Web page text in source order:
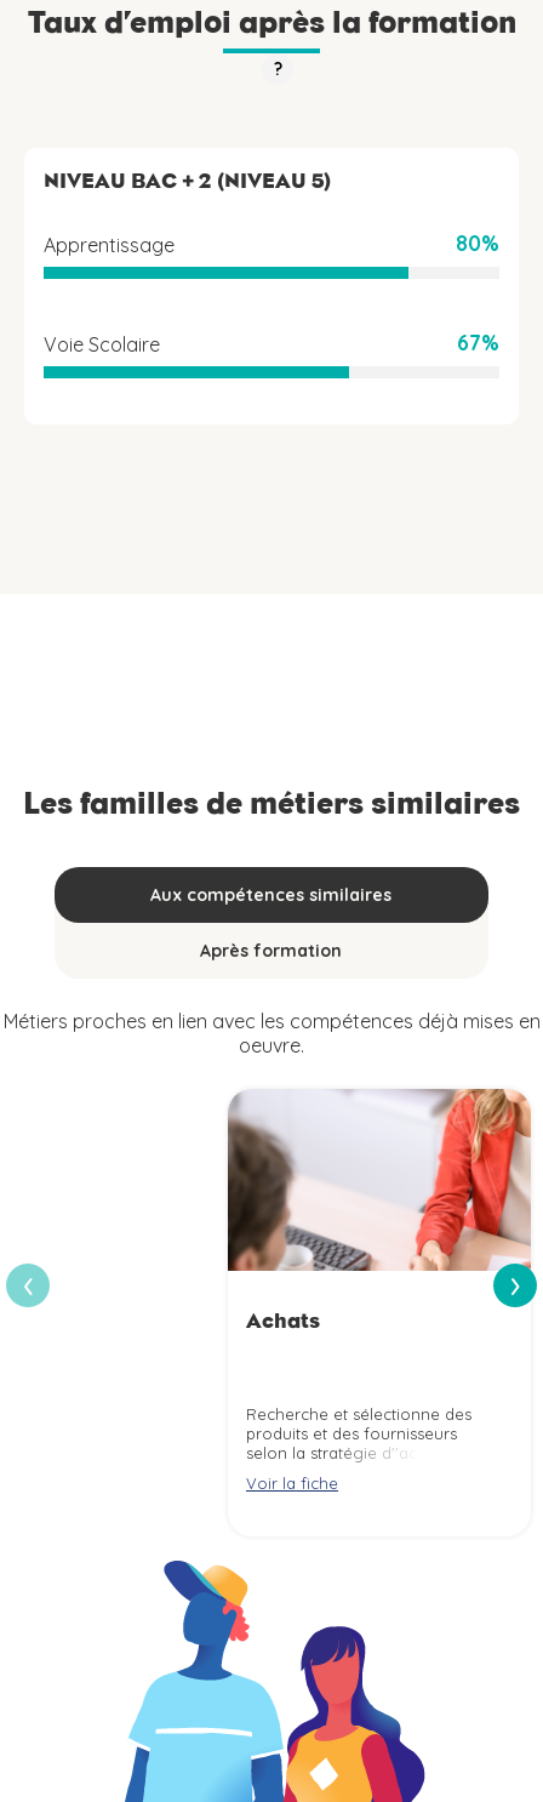
Taux d’emploi après la formation
?
NIVEAU BAC + 2 (NIVEAU 5)
Apprentissage 80%
Voie Scolaire 67%
Les familles de métiers similaires
Aux compétences similaires
Après formation
Métiers proches en lien avec les compétences déjà mises en
oeuvre.
Achats
Recherche et sélectionne des
produits et des fournisseurs
selon la stratégie d''achat de
contrats commerciaux selon des
Voir la fiche
‹
›